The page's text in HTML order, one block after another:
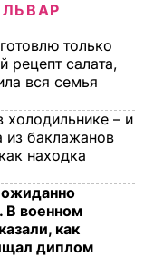
только
рецепт салата,
вся семья
холодильнике – и
из баклажанов
находка
В военном
как
диплом